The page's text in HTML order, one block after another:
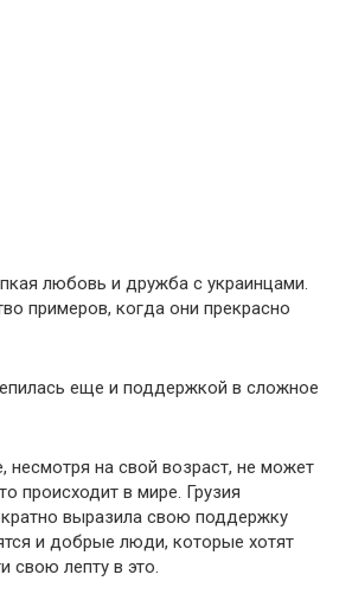
любовь и дружба с украинцами.
примеров, когда они прекрасно
еще и поддержкой в сложное
несмотря на свой возраст, не может
происходит в мире. Грузия
выразила свою поддержку
и добрые люди, которые хотят
свою лепту в это.